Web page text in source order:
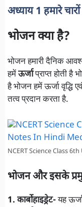
अध्याय 1 हमारे
भोजन क्या है?
भोजन हमारी दैनिक
हमेंऊर्जाप्राप्त होती है
है भोजन हमें ऊर्जा वृद्धि
तत्व प्रदान करता है.
NCERT Science Class
भोजन और इसके
1. कार्बोहाइड्रेट-यह